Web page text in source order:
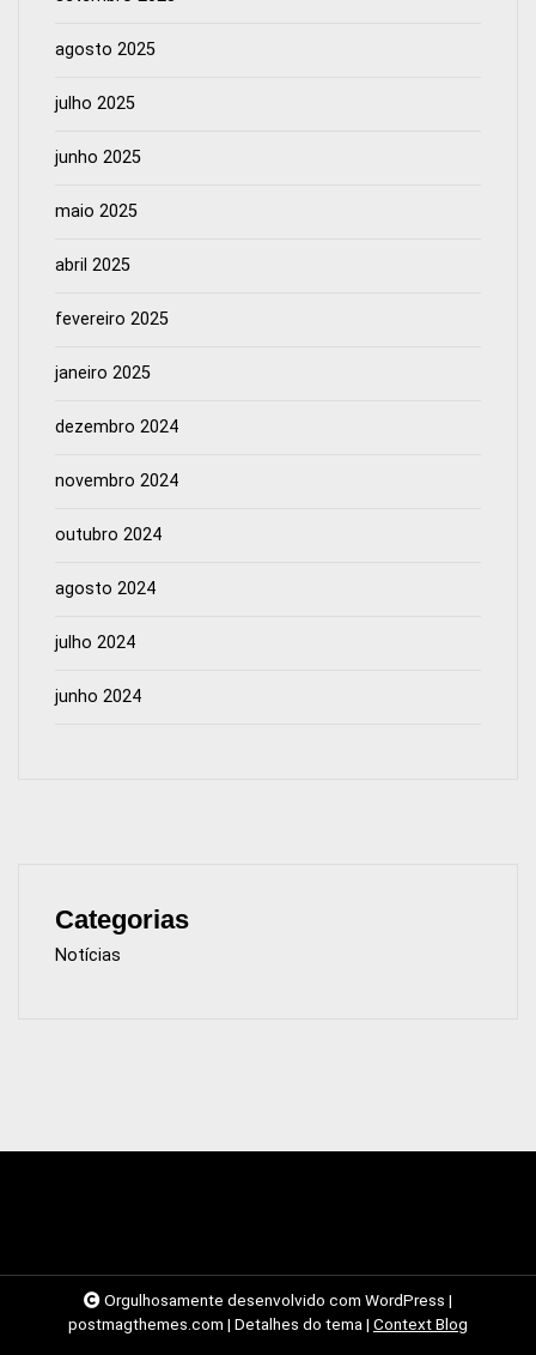
agosto 2025
julho 2025
junho 2025
maio 2025
abril 2025
fevereiro 2025
janeiro 2025
dezembro 2024
novembro 2024
outubro 2024
agosto 2024
julho 2024
junho 2024
Categorias
Notícias
Orgulhosamente desenvolvido com WordPress |
postmagthemes.com | Detalhes do tema | Context Blog